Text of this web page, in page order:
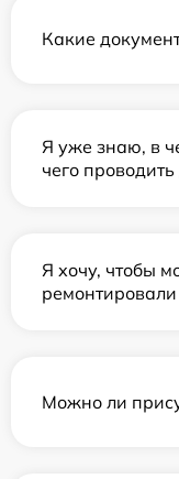
Какие
Я уже знаю, в
чего
Я хочу, чтобы
Можно ли